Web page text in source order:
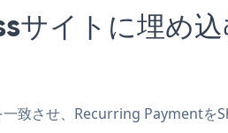
イトに埋め込
致させ、Recurring Paymentを